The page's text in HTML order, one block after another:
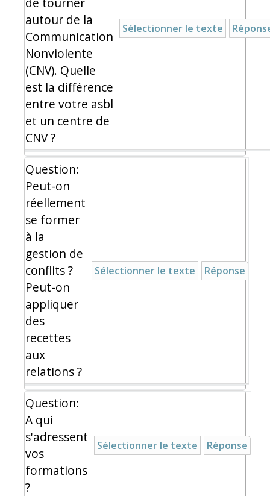
autour de la
Communication
Nonviolente
(CNV). Quelle
est la différence
entre votre asbl
et un centre de
CNV ?
Sélectionner le texte
Question:
Peut-on
réellement
se former
à la
gestion de
conflits ?
Peut-on
appliquer
des
recettes
aux
relations ?
Sélectionner le texte Réponse
Question:
A qui
s'adressent
vos
formations
?
Sélectionner le texte Réponse